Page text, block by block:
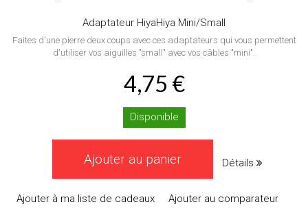
Adaptateur HiyaHiya Mini/Small
Faites d'une pierre deux coups avec ces adaptateurs qui vous permettent
d'utiliser vos aiguilles "small" avec vos câbles "mini".
4,75 €
Disponible
Ajouter au panier Détails
Ajouter à ma liste de cadeaux Ajouter au comparateur